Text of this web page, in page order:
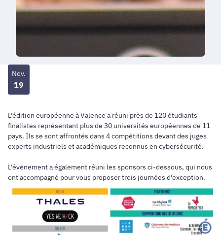
Nov.
19
L’édition européenne à Valence a réuni près de 120 étudiants
finalistes représentant plus de 30 universités européennes de 11
pays. Ils se sont affrontés dans 4 compétitions devant des juges
experts industriels et académiques reconnus en cybersécurité.
L'événement a également réuni les sponsors ci-dessous, qui nous
ont accompagné pour vous proposer trois journées d'exception.